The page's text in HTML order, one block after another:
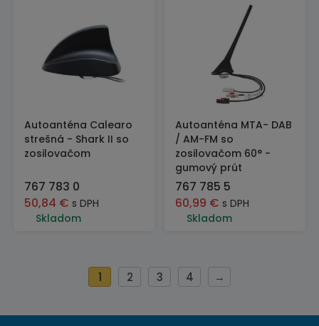
Autoanténa Calearo
strešná - Shark II so
zosilovačom
767 783 0
50,84 € s DPH
Skladom
Autoanténa MTA- DAB
/ AM-FM so
zosilovačom 60° -
gumový prút
767 785 5
60,99 € s DPH
Skladom
1 2 3 4 →